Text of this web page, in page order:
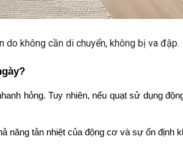
do không cần di chuyển, không bị va đập.
hỏng. Tuy nhiên, nếu quạt sử dụng
năng tản nhiệt của động cơ và sự ổn định